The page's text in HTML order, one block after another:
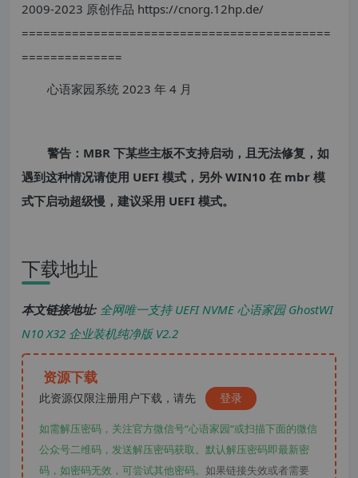
2009-2023 原创作品 https://cnorg.12hp.de/
===========================================
==============
心语家园系统 2023 年 4 月
警告：MBR 下某些主板不支持启动，且无法修复，如
遇到这种情况请使用 UEFI 模式，另外 WIN10 在 mbr 模
式下启动超级慢，建议采用 UEFI 模式。
下载地址
本文链接地址: 全网唯一支持 UEFI NVME 心语家园 GhostWI
N10 X32 企业装机纯净版 V2.2
资源下载
此资源仅限注册用户下载，请先 登录
如需解压密码，关注官方微信号“心语家园“或扫描下面的微信
公众号二维码，发送解压密码获取。默认解压密码即最新密
码，如密码无效，可尝试其他密码。 如果链接失效或者需要